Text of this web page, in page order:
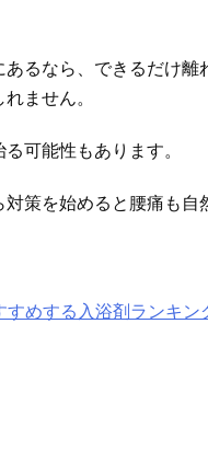
るなら、できるだけ
ません。
可能性もあります。
策を始めると腰痛も自
めする入浴剤ランキン